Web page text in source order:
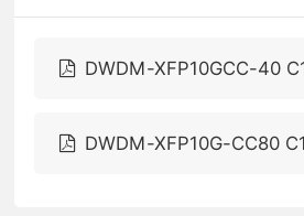
DWDM-XFP10GCC-40
DWDM-XFP10G-CC80